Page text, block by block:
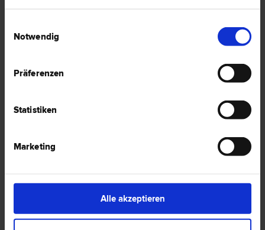
Notwendig
Präferenzen
Statistiken
Marketing
Alle akzeptieren
Englisch in Wieselburg
Dr. Josef SCHNIRZER
Mag. Rudolf NOKAJ